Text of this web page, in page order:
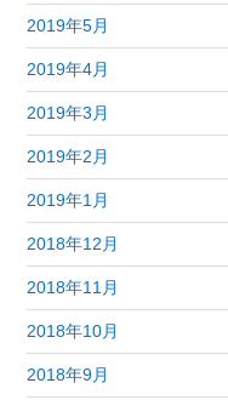
2019年5月
2019年4月
2019年3月
2019年2月
2019年1月
2018年12月
2018年11月
2018年10月
2018年9月